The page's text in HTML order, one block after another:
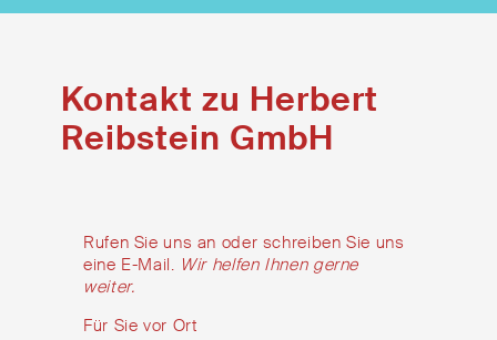
Kontakt zu Herbert
Reibstein GmbH
Rufen Sie uns an oder schreiben Sie uns
eine E-Mail. Wir helfen Ihnen gerne
weiter.
Für Sie vor Ort